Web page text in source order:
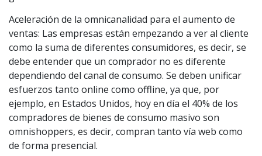
Aceleración de la omnicanalidad para el aumento de
ventas: Las empresas están empezando a ver al cliente
como la suma de diferentes consumidores, es decir, se
debe entender que un comprador no es diferente
dependiendo del canal de consumo. Se deben unificar
esfuerzos tanto online como offline, ya que, por
ejemplo, en Estados Unidos, hoy en día el 40% de los
compradores de bienes de consumo masivo son
omnishoppers, es decir, compran tanto vía web como
de forma presencial.